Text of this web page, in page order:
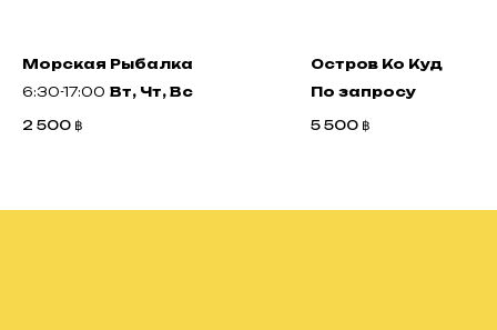
Морская Рыбалка
6:30-17:00 Вт, Чт, Вс
2 500 ฿
Остров Ко Куд
По запросу
5 500 ฿